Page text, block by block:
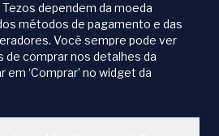
dependem da moeda
métodos de pagamento e das
Você sempre pode ver
de comprar nos detalhes da
‘Comprar’ no widget da